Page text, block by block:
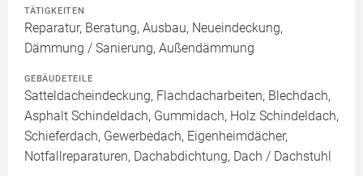
TÄTIGKEITEN
Reparatur, Beratung, Ausbau, Neueindeckung,
Dämmung / Sanierung, Außendämmung
GEBÄUDETEILE
Satteldacheindeckung, Flachdacharbeiten, Blechdach,
Asphalt Schindeldach, Gummidach, Holz Schindeldach,
Schieferdach, Gewerbedach, Eigenheimdächer,
Notfallreparaturen, Dachabdichtung, Dach / Dachstuhl